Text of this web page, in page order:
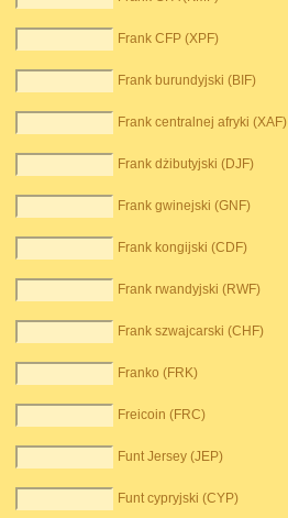
Frank CFP (XPF)
Frank burundyjski (BIF)
Frank centralnej afryki (XAF)
Frank dżibutyjski (DJF)
Frank gwinejski (GNF)
Frank kongijski (CDF)
Frank rwandyjski (RWF)
Frank szwajcarski (CHF)
Franko (FRK)
Freicoin (FRC)
Funt Jersey (JEP)
Funt cypryjski (CYP)